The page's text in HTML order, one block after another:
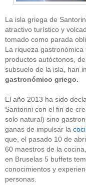
La isla griega de
atractivo turístico y
tomado como parada
La riqueza
productos autóctonos,
subsuelo de la isla, han
gastronómico griego.
El año 2013 ha sido
Santorini con el fin de
solo natural) sino
ganas de impulsar la
que, el pasado 10 de
60 maestros de la
en Bruselas 5 buffets
conocimientos y
personas.